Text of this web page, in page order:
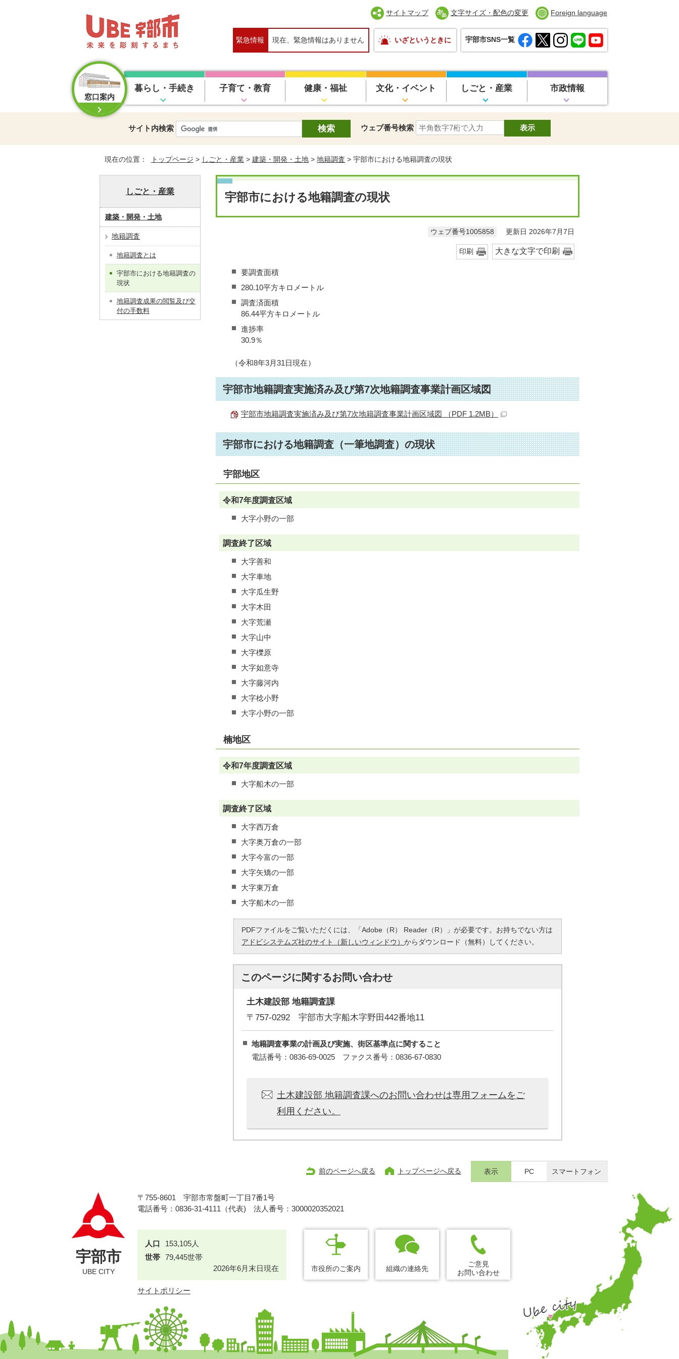
サイトマップ 文字サイズ・配色の変更 Foreign language
緊急情報 現在、緊急情報はありません いざというときに 宇部市SNS一覧
窓口案内
暮らし・手続き 子育て・教育 健康・福祉 文化・イベント しごと・産業 市政情報
サイト内検索 ウェブ番号検索
現在の位置： トップページ > しごと・産業 > 建築・開発・土地 > 地籍調査 > 宇部市における地籍調査の現状
宇部市における地籍調査の現状
ウェブ番号1005858 更新日 2026年7月7日
印刷 大きな文字で印刷
要調査面積
280.10平方キロメートル
調査済面積
86.44平方キロメートル
進捗率
30.9％
（令和8年3月31日現在）
宇部市地籍調査実施済み及び第7次地籍調査事業計画区域図
宇部市地籍調査実施済み及び第7次地籍調査事業計画区域図 （PDF 1.2MB）
宇部市における地籍調査（一筆地調査）の現状
宇部地区
令和7年度調査区域
大字小野の一部
調査終了区域
大字善和
大字車地
大字瓜生野
大字木田
大字荒瀬
大字山中
大字櫟原
大字如意寺
大字藤河内
大字棯小野
大字小野の一部
楠地区
令和7年度調査区域
大字船木の一部
調査終了区域
大字西万倉
大字奥万倉の一部
大字今富の一部
大字矢矯の一部
大字東万倉
大字船木の一部
PDFファイルをご覧いただくには、「Adobe（R） Reader（R）」が必要です。お持ちでない方は
アドビシステムズ社のサイト（新しいウィンドウ） からダウンロード（無料）してください。
このページに関するお問い合わせ
土木建設部 地籍調査課
〒757-0292 宇部市大字船木字野田442番地11
地籍調査事業の計画及び実施、街区基準点に関すること
電話番号：0836-69-0025 ファクス番号：0836-67-0830
土木建設部 地籍調査課へのお問い合わせは専用フォームをご
利用ください。
しごと・産業
建築・開発・土地
地籍調査
地籍調査とは
宇部市における地籍調査の
現状
地籍調査成果の閲覧及び交
付の手数料
前のページへ戻る トップページへ戻る 表示 PC スマートフォン
宇部市
UBE CITY
〒755-8601 宇部市常盤町一丁目7番1号
電話番号：0836-31-4111（代表) 法人番号：3000020352021
人口
153,105人
世帯 79,445世帯
2026年6月末日現在
市役所のご案内 組織の連絡先
ご意見
お問い合わせ
サイトポリシー